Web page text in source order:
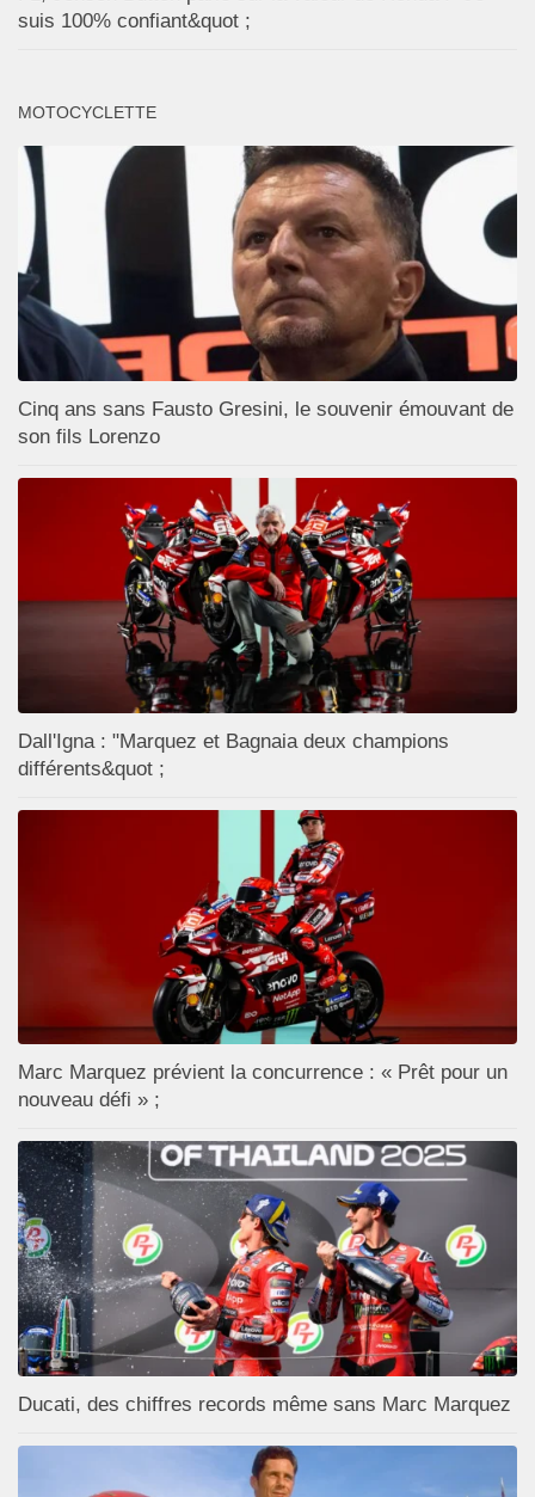
suis 100% confiant&quot ;
MOTOCYCLETTE
Cinq ans sans Fausto Gresini, le souvenir émouvant de
son fils Lorenzo
Dall'Igna : "Marquez et Bagnaia deux champions
différents&quot ;
Marc Marquez prévient la concurrence : « Prêt pour un
nouveau défi » ;
Ducati, des chiffres records même sans Marc Marquez